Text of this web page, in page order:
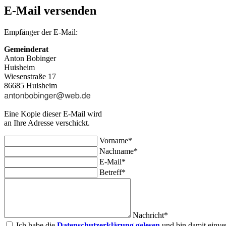
E-Mail versenden
Empfänger der E-Mail:
Gemeinderat
Anton Bobinger
Huisheim
Wiesenstraße 17
86685 Huisheim
Eine Kopie dieser E-Mail wird
an Ihre Adresse verschickt.
Vorname*
Nachname*
E-Mail*
Betreff*
Nachricht*